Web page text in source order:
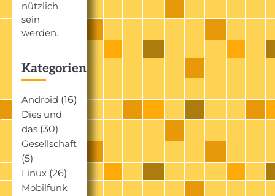
nützlich
sein
werden.
Kategorien
Android (16)
Dies und
das (30)
Gesellschaft
(5)
Linux (26)
Mobilfunk